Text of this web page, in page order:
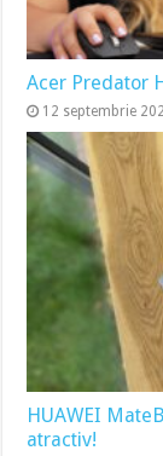
Acer Predator
12 septembrie
HUAWEI
atractiv!